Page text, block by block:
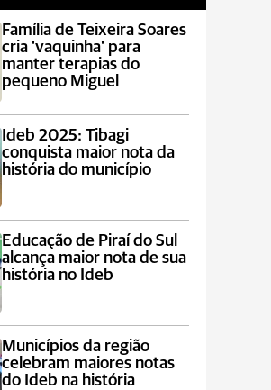
Família de Teixeira Soares
cria 'vaquinha' para
manter terapias do
pequeno Miguel
Ideb 2025: Tibagi
conquista maior nota da
história do município
Educação de Piraí do Sul
alcança maior nota de sua
história no Ideb
Municípios da região
celebram maiores notas
do Ideb na história